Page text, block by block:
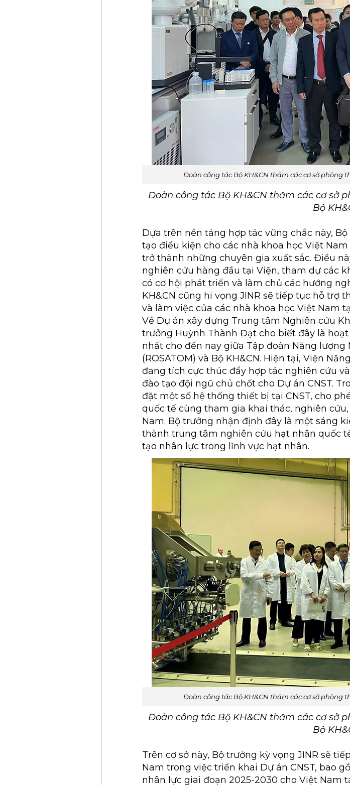
Đoàn công tác Bộ KH&CN thăm các cơ sở phòng
Đoàn công tác Bộ KH&CN thăm các cơ sở
Bộ
Dựa trên nền tảng hợp tác vững chắc này,
tạo điều kiện cho các nhà khoa học Việt
trở thành những chuyên gia xuất sắc. Điều
nghiên cứu hàng đầu tại Viện, tham dự các
có cơ hội phát triển và làm chủ các hướng
KH&CN cũng hi vọng JINR sẽ tiếp tục hỗ trợ
và làm việc của các nhà khoa học Việt Nam
Về Dự án xây dựng Trung tâm Nghiên cứu
trưởng Huỳnh Thành Đạt cho biết đây là
nhất cho đến nay giữa Tập đoàn Năng
(ROSATOM) và Bộ KH&CN. Hiện tại, Viện
đang tích cực thúc đẩy hợp tác nghiên cứu
đào tạo đội ngũ chủ chốt cho Dự án CNST.
đặt một số hệ thống thiết bị tại CNST, cho
quốc tế cùng tham gia khai thác, nghiên
Nam. Bộ trưởng nhận định đây là một sáng
thành trung tâm nghiên cứu hạt nhân quốc
tạo nhân lực trong lĩnh vực hạt nhân.
Đoàn công tác Bộ KH&CN thăm các cơ sở phòng
Đoàn công tác Bộ KH&CN thăm các cơ sở
Bộ
Trên cơ sở này, Bộ trưởng kỳ vọng JINR sẽ
Nam trong việc triển khai Dự án CNST, bao
nhân lực giai đoạn 2025-2030 cho Việt Nam